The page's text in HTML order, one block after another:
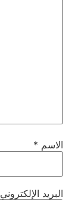
الاسم *
البريد الإلكتروني